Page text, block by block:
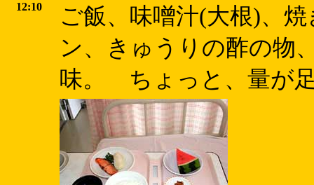
12:10
ご飯、味噌汁(大根)、
ン、きゅうりの酢の物
味。 ちょっと、量が